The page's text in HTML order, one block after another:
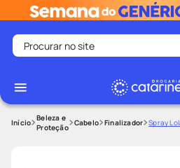
Procurar no site
1
2 º
medley
Beleza e
Proteção Cabelo Finalizador Spray